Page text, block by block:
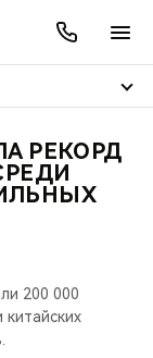
РЕКОРД
200 000